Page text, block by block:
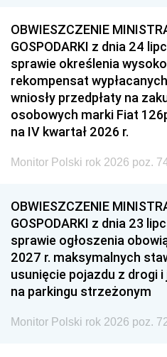
OBWIESZCZENIE
GOSPODARKI z dnia 24
sprawie określenia
rekompensat
wniosły przedpłaty na
osobowych marki Fiat
na IV kwartał 2026 r.
Monitor Polski rok 2026 poz.
OBWIESZCZENIE
GOSPODARKI z dnia 23
sprawie ogłoszenia
2027 r. maksymalnych
usunięcie pojazdu z drogi
na parkingu strzeżonym
Monitor Polski rok 2026 poz.